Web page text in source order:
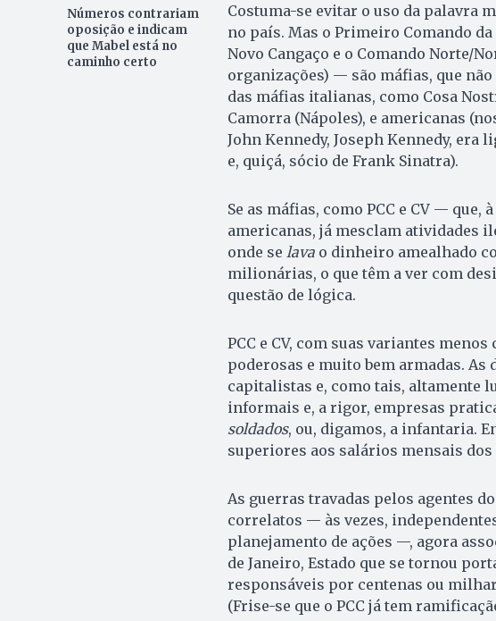
Números contrariam
oposição e indicam
que Mabel está no
caminho certo
Costuma-se evitar o uso da palavra
no país. Mas o Primeiro Comando
Novo Cangaço e o Comando Norte/
organizações) — são máfias, que
das máfias italianas, como Cosa
Camorra (Nápoles), e americanas
John Kennedy, Joseph Kennedy, era
e, quiçá, sócio de Frank Sinatra).
Se as máfias, como PCC e CV —
americanas, já mesclam atividades
onde se lavao dinheiro amealhado
milionárias, o que têm a ver com
questão de lógica.
PCC e CV, com suas variantes
poderosas e muito bem armadas.
capitalistas e, como tais, altamente
informais e, a rigor, empresas
soldados, ou, digamos, a infantaria.
superiores aos salários mensais dos
As guerras travadas pelos agentes
correlatos — às vezes,
planejamento de ações —, agora
de Janeiro, Estado que se tornou
responsáveis por centenas ou
(Frise-se que o PCC já tem